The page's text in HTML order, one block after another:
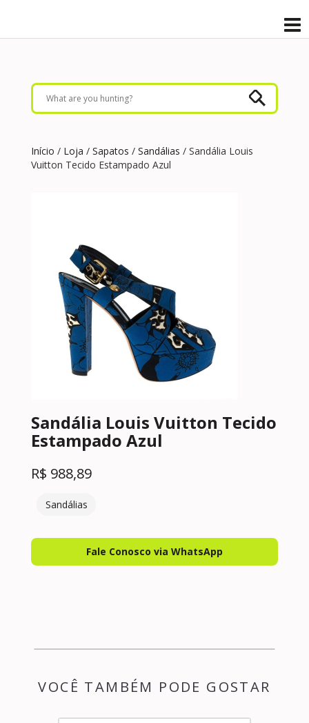
Início / Loja / Sapatos / Sandálias / Sandália Louis
Vuitton Tecido Estampado Azul
Sandália Louis Vuitton Tecido
Estampado Azul
R$ 988,89
Sandálias
Fale Conosco via WhatsApp
VOCÊ TAMBÉM PODE GOSTAR